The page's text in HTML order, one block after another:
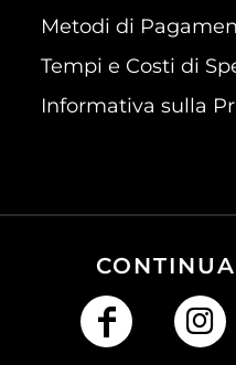
Metodi di
Tempi e Costi di
Informativa sulla